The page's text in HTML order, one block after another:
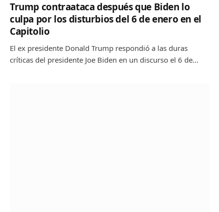
Trump contraataca después que Biden lo
culpa por los disturbios del 6 de enero en el
Capitolio
El ex presidente Donald Trump respondió a las duras
críticas del presidente Joe Biden en un discurso el 6 de…